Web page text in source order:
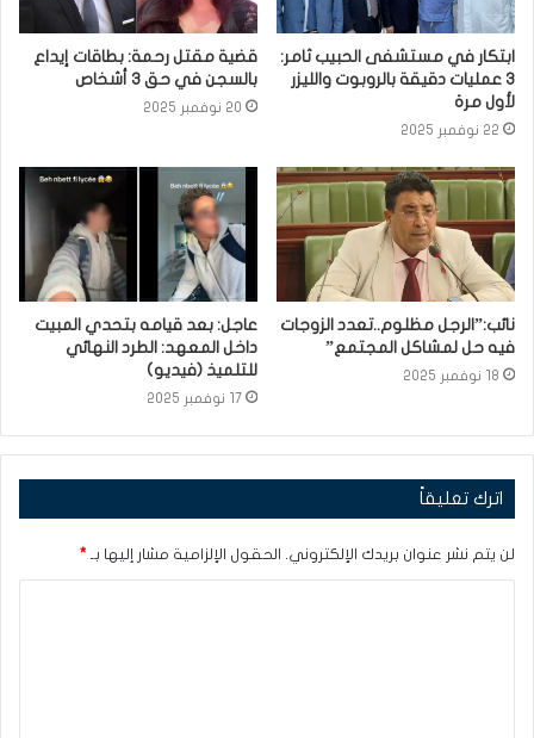
ابتكار في مستشفى الحبيب ثامر:
3 عمليات دقيقة بالروبوت والليزر
لأول مرة
22 نوفمبر 2025
قضية مقتل رحمة: بطاقات إيداع
بالسجن في حق 3 أشخاص
20 نوفمبر 2025
نائب:”الرجل مظلوم..تعدد الزوجات
فيه حل لمشاكل المجتمع”
18 نوفمبر 2025
عاجل: بعد قيامه بتحدي المبيت
داخل المعهد: الطرد النهائي
للتلميذ (فيديو)
17 نوفمبر 2025
اترك تعليقاً
لن يتم نشر عنوان بريدك الإلكتروني. الحقول الإلزامية مشار إليها بـ *